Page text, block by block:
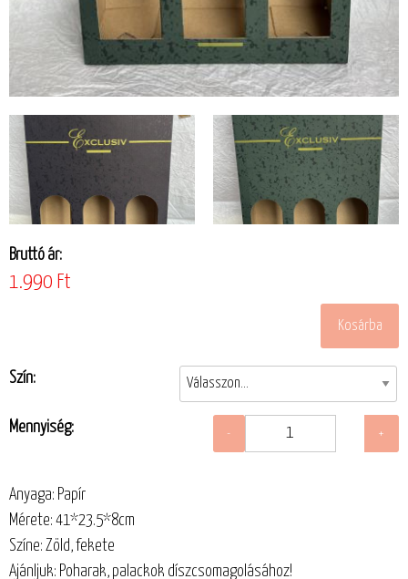
Bruttó ár:
1.990 Ft
Szín:
Mennyiség:
Anyaga: Papír
Mérete: 41*23.5*8cm
Színe: Zöld, fekete
Ajánljuk: Poharak, palackok díszcsomagolásához!